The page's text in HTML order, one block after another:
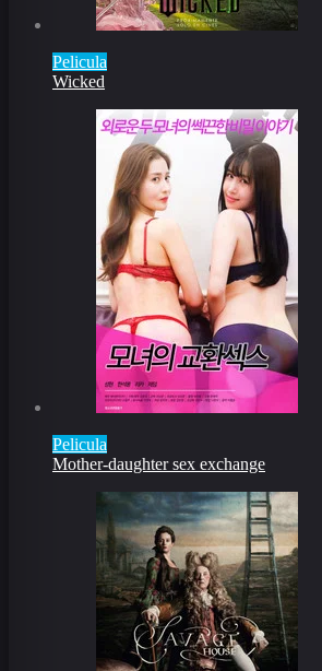
Pelicula
Wicked
Pelicula
Mother-daughter sex exchange